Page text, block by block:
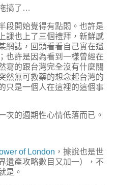
搞了…
段開始覺得有點悶。也許是
課也上了三個禮拜，新鮮感
網誌，回頭看看自己實在還
也許是因為看到一樣曾經在
寫的跟台灣完全沒有什麼關
然無可救藥的想念起台灣的
只是一個人在這裡的這個事
次的週期性心情低落而已。
of London ，據說也是世
遺產攻略數目又加一），不
是。